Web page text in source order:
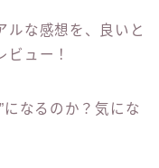
ルな感想を、良いと
ビュー！
になるのか？気にな